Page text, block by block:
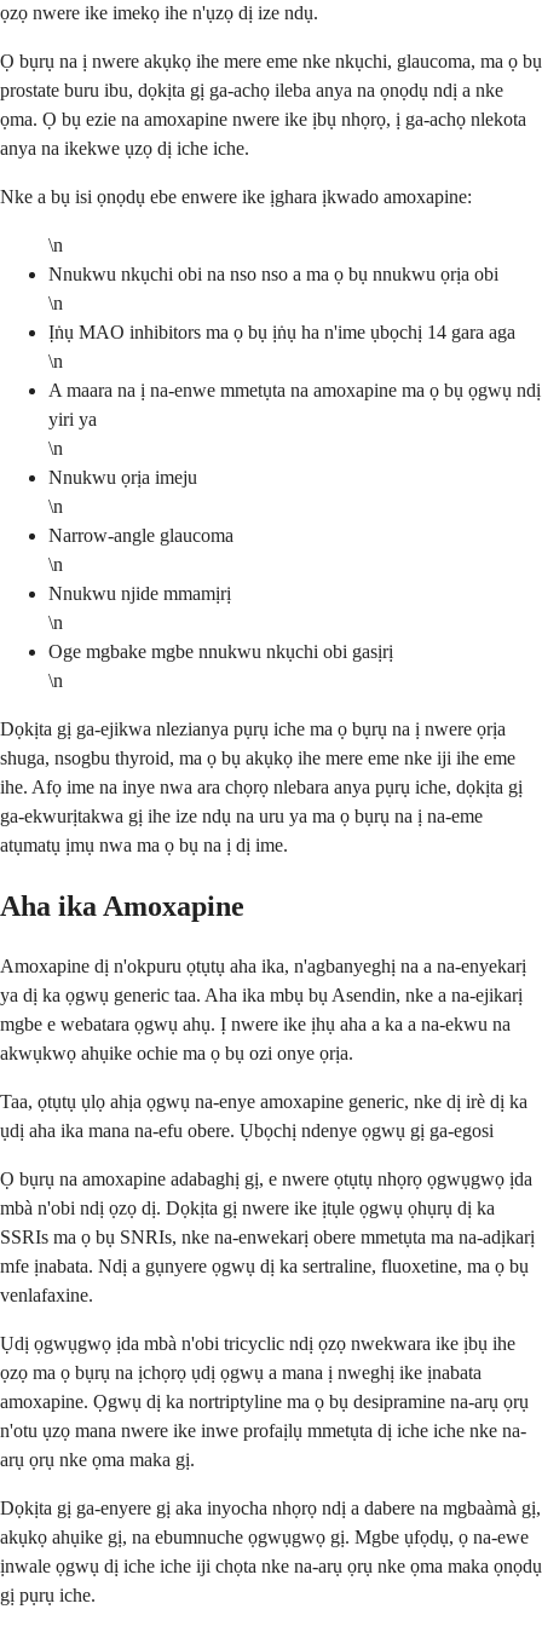
ọzọ nwere ike imekọ ihe n'ụzọ dị ize ndụ.
Ọ bụrụ na ị nwere akụkọ ihe mere eme nke nkụchi, glaucoma, ma ọ bụ
prostate buru ibu, dọkịta gị ga-achọ ileba anya na ọnọdụ ndị a nke
ọma. Ọ bụ ezie na amoxapine nwere ike ịbụ nhọrọ, ị ga-achọ nlekota
anya na ikekwe ụzọ dị iche iche.
Nke a bụ isi ọnọdụ ebe enwere ike ịghara ịkwado amoxapine:
\n
Nnukwu nkụchi obi na nso nso a ma ọ bụ nnukwu ọrịa obi
\n
Ịṅụ MAO inhibitors ma ọ bụ ịṅụ ha n'ime ụbọchị 14 gara aga
\n
A maara na ị na-enwe mmetụta na amoxapine ma ọ bụ ọgwụ ndị
yiri ya
\n
Nnukwu ọrịa imeju
\n
Narrow-angle glaucoma
\n
Nnukwu njide mmamịrị
\n
Oge mgbake mgbe nnukwu nkụchi obi gasịrị
\n
Dọkịta gị ga-ejikwa nlezianya pụrụ iche ma ọ bụrụ na ị nwere ọrịa
shuga, nsogbu thyroid, ma ọ bụ akụkọ ihe mere eme nke iji ihe eme
ihe. Afọ ime na inye nwa ara chọrọ nlebara anya pụrụ iche, dọkịta gị
ga-ekwurịtakwa gị ihe ize ndụ na uru ya ma ọ bụrụ na ị na-eme
atụmatụ ịmụ nwa ma ọ bụ na ị dị ime.
Aha ika Amoxapine
Amoxapine dị n'okpuru ọtụtụ aha ika, n'agbanyeghị na a na-enyekarị
ya dị ka ọgwụ generic taa. Aha ika mbụ bụ Asendin, nke a na-ejikarị
mgbe e webatara ọgwụ ahụ. Ị nwere ike ịhụ aha a ka a na-ekwu na
akwụkwọ ahụike ochie ma ọ bụ ozi onye ọrịa.
Taa, ọtụtụ ụlọ ahịa ọgwụ na-enye amoxapine generic, nke dị irè dị ka
ụdị aha ika mana na-efu obere. Ụbọchị ndenye ọgwụ gị ga-egosi
Ọ bụrụ na amoxapine adabaghị gị, e nwere ọtụtụ nhọrọ ọgwụgwọ ịda
mbà n'obi ndị ọzọ dị. Dọkịta gị nwere ike ịtụle ọgwụ ọhụrụ dị ka
SSRIs ma ọ bụ SNRIs, nke na-enwekarị obere mmetụta ma na-adịkarị
mfe ịnabata. Ndị a gụnyere ọgwụ dị ka sertraline, fluoxetine, ma ọ bụ
venlafaxine.
Ụdị ọgwụgwọ ịda mbà n'obi tricyclic ndị ọzọ nwekwara ike ịbụ ihe
ọzọ ma ọ bụrụ na ịchọrọ ụdị ọgwụ a mana ị nweghị ike ịnabata
amoxapine. Ọgwụ dị ka nortriptyline ma ọ bụ desipramine na-arụ ọrụ
n'otu ụzọ mana nwere ike inwe profaịlụ mmetụta dị iche iche nke na-
arụ ọrụ nke ọma maka gị.
Dọkịta gị ga-enyere gị aka inyocha nhọrọ ndị a dabere na mgbaàmà gị,
akụkọ ahụike gị, na ebumnuche ọgwụgwọ gị. Mgbe ụfọdụ, ọ na-ewe
ịnwale ọgwụ dị iche iche iji chọta nke na-arụ ọrụ nke ọma maka ọnọdụ
gị pụrụ iche.